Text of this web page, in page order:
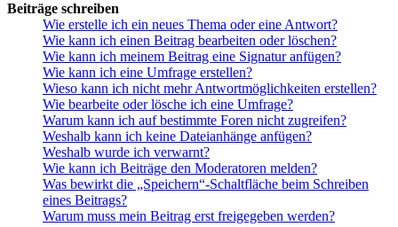
Beiträge schreiben
Wie erstelle ich ein neues Thema oder eine Antwort?
Wie kann ich einen Beitrag bearbeiten oder löschen?
Wie kann ich meinem Beitrag eine Signatur anfügen?
Wie kann ich eine Umfrage erstellen?
Wieso kann ich nicht mehr Antwortmöglichkeiten erstellen?
Wie bearbeite oder lösche ich eine Umfrage?
Warum kann ich auf bestimmte Foren nicht zugreifen?
Weshalb kann ich keine Dateianhänge anfügen?
Weshalb wurde ich verwarnt?
Wie kann ich Beiträge den Moderatoren melden?
Was bewirkt die „Speichern“-Schaltfläche beim Schreiben
eines Beitrags?
Warum muss mein Beitrag erst freigegeben werden?